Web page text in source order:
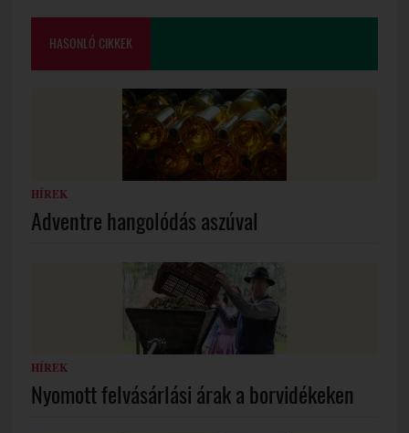
HASONLÓ CIKKEK
HÍREK
Adventre hangolódás aszúval
HÍREK
Nyomott felvásárlási árak a borvidékeken